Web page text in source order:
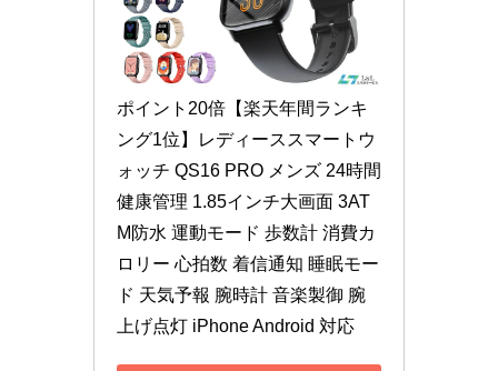
ポイント20倍【楽天年間ランキ
ング1位】レディーススマートウ
ォッチ QS16 PRO メンズ 24時間
健康管理 1.85インチ大画面 3AT
M防水 運動モード 歩数計 消費カ
ロリー 心拍数 着信通知 睡眠モー
ド 天気予報 腕時計 音楽製御 腕
上げ点灯 iPhone Android 対応